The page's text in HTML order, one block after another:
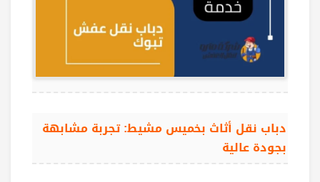
دباب نقل أثاث بخميس مشيط: تجربة مشابهة
بجودة عالية